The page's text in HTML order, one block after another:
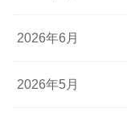
2026年6月
2026年5月